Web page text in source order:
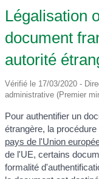
Légalisation
document
autorité
Vérifié le 17/03/2020 -
administrative (Premier
Pour authentifier un
étrangère, la
pays de l'Union
de l'UE, certains
formalité